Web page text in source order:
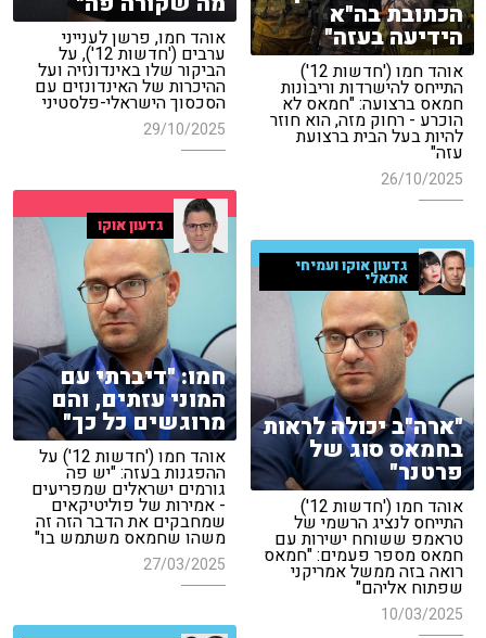
אוהד חמו, פרשן לענייני
ערבים ('חדשות 12'), על
הביקור שלו באינדונזיה ועל
ההיכרות של האינדונזים עם
הסכסוך הישראלי-פלסטיני
29/10/2025
הכתובת בה"א
הידיעה בעזה"
אוהד חמו ('חדשות 12')
התייחס להישרדות וריבונות
חמאס ברצועה: "חמאס לא
הוכרע - רחוק מזה, הוא חוזר
להיות בעל הבית ברצועת
עזה"
26/10/2025
גדעון אוקו
חמו: "דיברתי עם
המוני עזתים, והם
מרוגשים כל כך"
אוהד חמו ('חדשות 12') על
ההפגנות בעזה: "יש פה
גורמים ישראלים שמפריעים
- אמירות של פוליטיקאים
שמחבקים את הדבר הזה זה
משהו שחמאס משתמש בו"
27/03/2025
גדעון אוקו ועמיחי
אתאלי
"ארה"ב יכולה לראות
בחמאס סוג של
פרטנר"
אוהד חמו ('חדשות 12')
התייחס לנציג הרשמי של
טראמפ ששוחח ישירות עם
חמאס מספר פעמים: "חמאס
רואה בזה ממשל אמריקני
שפתוח אליהם"
10/03/2025